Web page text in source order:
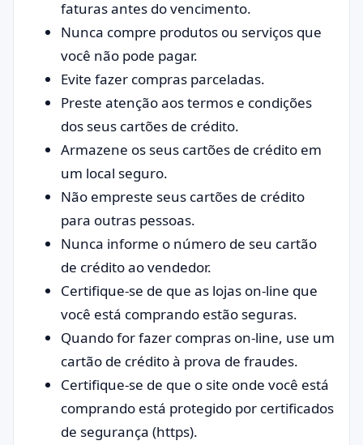
faturas antes do vencimento.
Nunca compre produtos ou serviços que
você não pode pagar.
Evite fazer compras parceladas.
Preste atenção aos termos e condições
dos seus cartões de crédito.
Armazene os seus cartões de crédito em
um local seguro.
Não empreste seus cartões de crédito
para outras pessoas.
Nunca informe o número de seu cartão
de crédito ao vendedor.
Certifique-se de que as lojas on-line que
você está comprando estão seguras.
Quando for fazer compras on-line, use um
cartão de crédito à prova de fraudes.
Certifique-se de que o site onde você está
comprando está protegido por certificados
de segurança (https).